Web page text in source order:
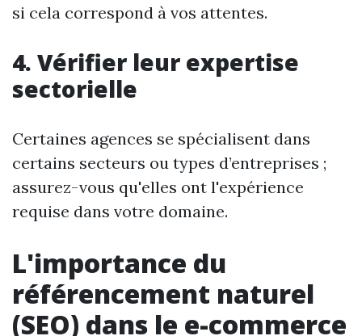
si cela correspond à vos attentes.
4. Vérifier leur expertise
sectorielle
Certaines agences se spécialisent dans
certains secteurs ou types d’entreprises ;
assurez-vous qu'elles ont l'expérience
requise dans votre domaine.
L'importance du
référencement naturel
(SEO) dans le e-commerce